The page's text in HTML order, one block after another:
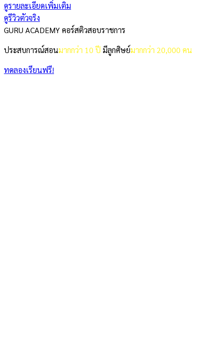
ดูรายละเอียดเพิ่มเติม
ดูรีวิวตัวจริง
GURU ACADEMY คอร์สติวสอบราชการ
ประสบการณ์สอนมากกว่า 10 ปี มีลูกศิษย์มากกว่า 20,000 คน
ทดลองเรียนฟรี!